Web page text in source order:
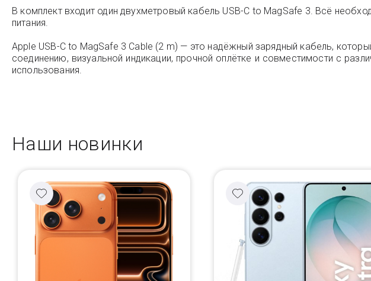
В комплект входит один двухметровый кабель USB-C to MagSafe 3. Всё
питания.
Apple USB-C to MagSafe 3 Cable (2 m) — это надёжный зарядный кабель,
соединению, визуальной индикации, прочной оплётке и совместимости с
использования.
Наши новинки